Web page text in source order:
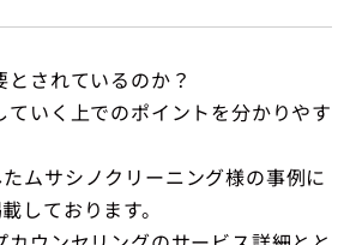
とされているのか？
ていく上でのポイントを分かりやす
ムサシノクリーニング様の事例に
しております。